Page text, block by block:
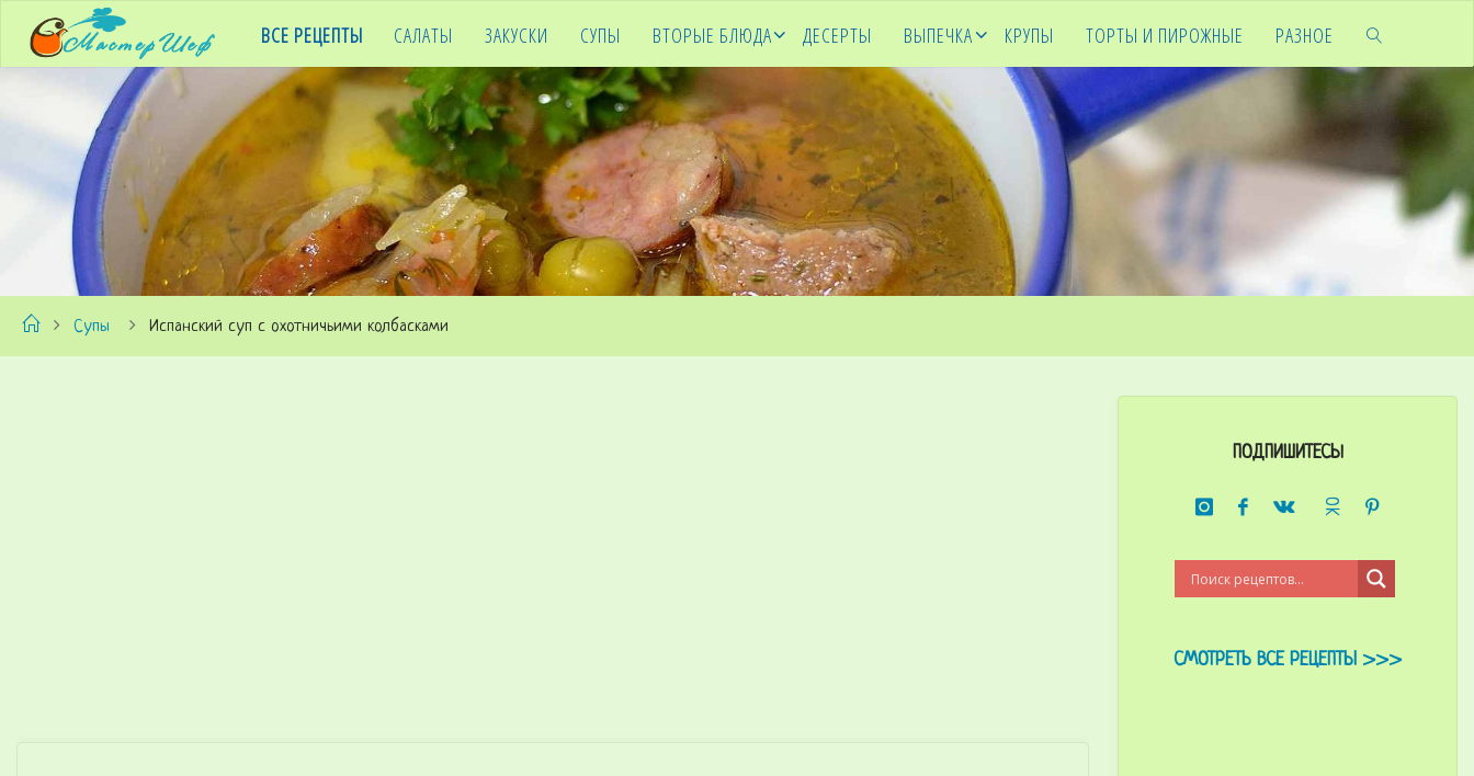
MASTERCHEF
KZ
рецепты в
домашних
условиях
со всего
мира
ВСЕ РЕЦЕПТЫ САЛАТЫ ЗАКУСКИ СУПЫ ВТОРЫЕ БЛЮДА ДЕСЕРТЫ ВЫПЕЧКА КРУПЫ ТОРТЫ И ПИРОЖНЫЕ РАЗНОЕ
Супы Испанский суп с охотничьими колбасками
ПОДПИШИТЕСЬ!
СМОТРЕТЬ ВСЕ РЕЦЕПТЫ >>>